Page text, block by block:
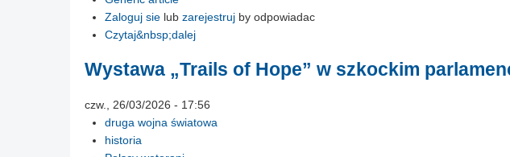
Zaloguj sie lub zarejestruj by odpowiadac
Czytaj&nbsp;dalej
Wystawa „Trails of Hope” w szkockim
czw., 26/03/2026 - 17:56
druga wojna światowa
historia